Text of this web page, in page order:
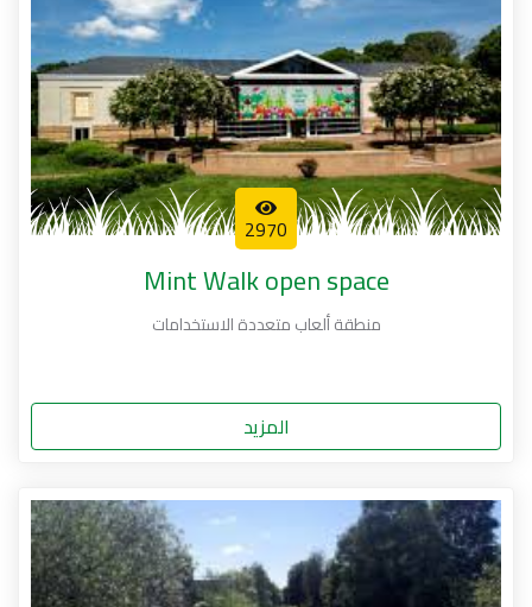
2970
Mint Walk open space
منطقة ألعاب متعددة الاستخدامات
المزيد